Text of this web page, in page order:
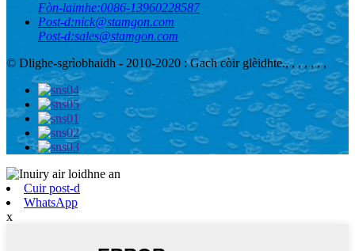
Fòn-laimhe:0086-13960228587
Post-d:nick@stamgon.com
Post-d:sales@stamgon.com
© Dlighe-sgrìobhaidh - 2010-2020 : Gach còir glèidhte., , , , , , ,
Cuir post-d
WhatsApp
x